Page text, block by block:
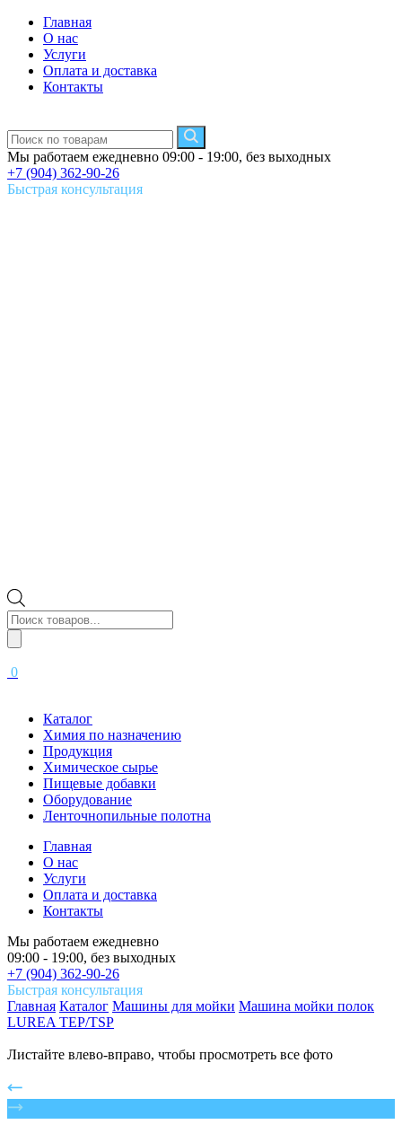
Главная
О нас
Услуги
Оплата и доставка
Контакты
Мы работаем ежедневно 09:00 - 19:00, без выходных
+7 (904) 362-90-26
Быстрая консультация
Поиск
товаров
0
Каталог
Химия по назначению
Продукция
Химическое сырье
Пищевые добавки
Оборудование
Ленточнопильные полотна
Главная
О нас
Услуги
Оплата и доставка
Контакты
Мы работаем ежедневно
09:00 - 19:00, без выходных
+7 (904) 362-90-26
Быстрая консультация
Главная Каталог Машины для мойки Машина мойки полок
LUREA TEP/TSP
Листайте влево-вправо, чтобы просмотреть все фото